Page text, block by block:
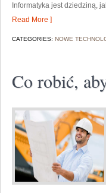
Informatyka jest dziedziną,
Read More ]
CATEGORIES: NOWE
Co robić,